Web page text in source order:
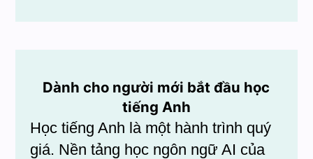
Dành cho người mới bắt đầu học
tiếng Anh
Học tiếng Anh là một hành trình quý
giá. Nền tảng học ngôn ngữ AI của